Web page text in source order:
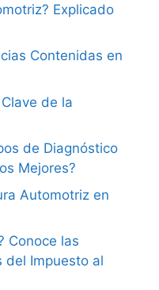
Explicado
Contenidas en
de la
de Diagnóstico
Mejores?
Automotriz en
Conoce las
del Impuesto al